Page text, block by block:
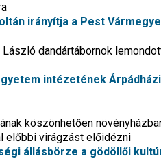
irányítja a Pest
dandártábornok
intézetének
köszönhetően
előbbi virágzást előidézni
állásbörze a gödöllői